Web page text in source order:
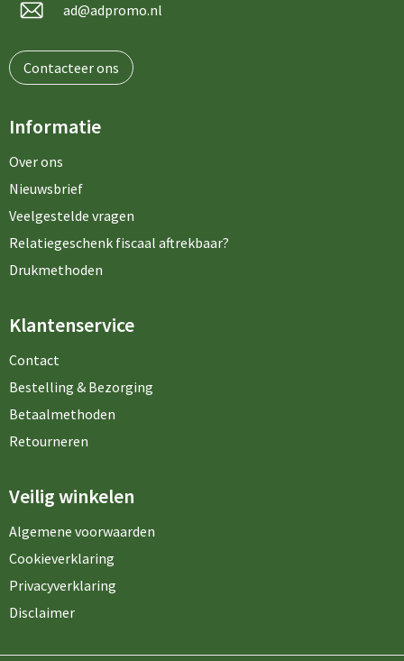
ad@adpromo.nl
Contacteer ons
Informatie
Over ons
Nieuwsbrief
Veelgestelde vragen
Relatiegeschenk fiscaal aftrekbaar?
Drukmethoden
Klantenservice
Contact
Bestelling & Bezorging
Betaalmethoden
Retourneren
Veilig winkelen
Algemene voorwaarden
Cookieverklaring
Privacyverklaring
Disclaimer